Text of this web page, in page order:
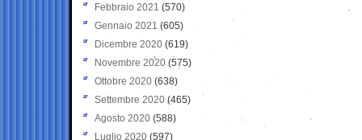
Febbraio 2021 (570)
Gennaio 2021 (605)
Dicembre 2020 (619)
Novembre 2020 (575)
Ottobre 2020 (638)
Settembre 2020(465)
Agosto 2020 (588)
Luglio 2020 (597)